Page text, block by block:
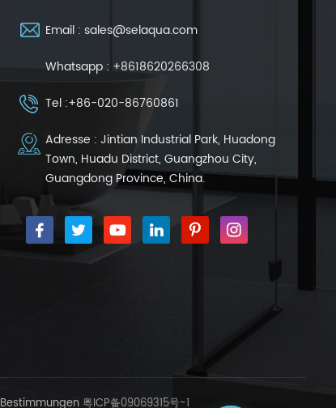
Email :sales@selaqua.com
Whatsapp : +8618620266308
Tel :+86-020-86760861
Adresse : Jintian Industrial Park, Huadong
Town, Huadu District, Guangzhou City,
Guangdong Province, China.
粤ICP备09069315号-1